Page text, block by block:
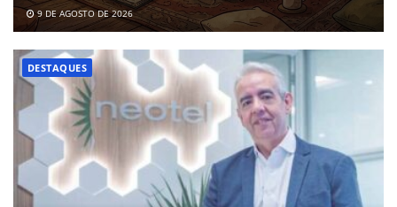
9 DE AGOSTO DE 2026
DESTAQUES